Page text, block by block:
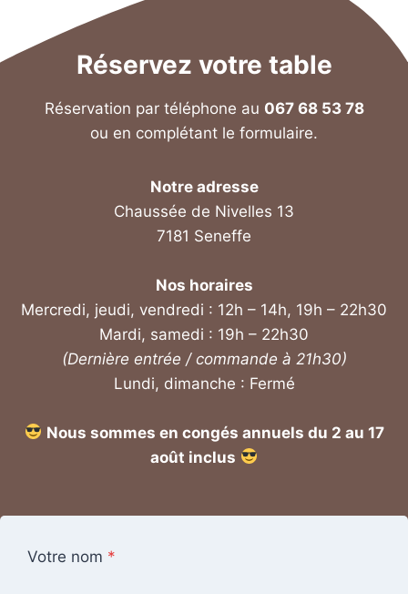
Réservez votre table
Réservation par téléphone au 067 68 53 78
ou en complétant le formulaire.
Notre adresse
Chaussée de Nivelles 13
7181 Seneffe
Nos horaires
Mercredi, jeudi, vendredi : 12h – 14h, 19h – 22h30
Mardi, samedi : 19h – 22h30
(Dernière entrée / commande à 21h30)
Lundi, dimanche : Fermé
Nous sommes en congés annuels du 2 au 17
août inclus
Votre nom *